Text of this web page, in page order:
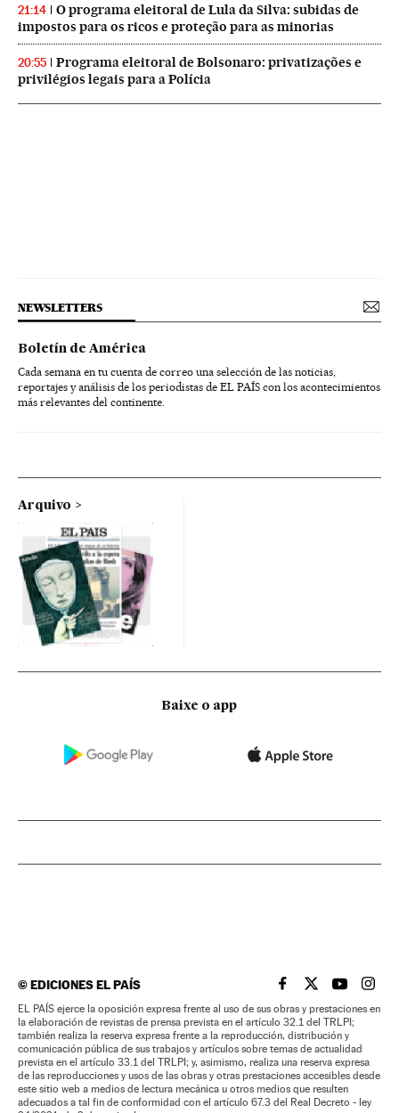
21:14
O programa eleitoral de Lula da Silva: subidas de
impostos para os ricos e proteção para as minorias
20:55
Programa eleitoral de Bolsonaro: privatizações e
privilégios legais para a Polícia
NEWSLETTERS
Boletín de América
Cada semana en tu cuenta de correo una selección de las noticias,
reportajes y análisis de los periodistas de EL PAÍS con los acontecimientos
más relevantes del continente.
Arquivo
Baixe o app
©EDICIONES EL PAÍS EL PAÍS BRASIL EN
EL PAÍSEL PAÍS
EL
EL PAÍS ejerce la oposición expresa frente al uso de sus obras y prestaciones en
la elaboración de revistas de prensa prevista en el artículo 32.1 del TRLPI;
también realiza la reserva expresa frente a la reproducción, distribución y
comunicación pública de sus trabajos y artículos sobre temas de actualidad
prevista en el artículo 33.1 del TRLPI; y, asimismo, realiza una reserva expresa
de las reproducciones y usos de las obras y otras prestaciones accesibles desde
este sitio web a medios de lectura mecánica u otros medios que resulten
adecuados a tal fin de conformidad con el artículo 67.3 del Real Decreto - ley